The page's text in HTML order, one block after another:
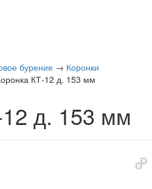
бурение → Коронки
КТ-12 д. 153 мм
д. 153 мм